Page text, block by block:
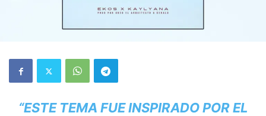
“ESTE TEMA FUE INSPIRADO POR EL